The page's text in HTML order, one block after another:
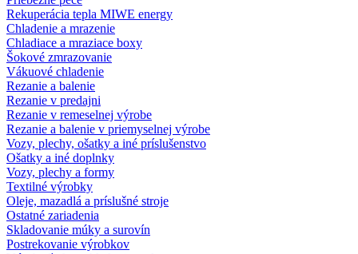
Rekuperácia tepla MIWE energy
Chladenie a mrazenie
Chladiace a mraziace boxy
Šokové zmrazovanie
Vákuové chladenie
Rezanie a balenie
Rezanie v predajni
Rezanie v remeselnej výrobe
Rezanie a balenie v priemyselnej výrobe
Vozy, plechy, ošatky a iné príslušenstvo
Ošatky a iné doplnky
Vozy, plechy a formy
Textilné výrobky
Oleje, mazadlá a príslušné stroje
Ostatné zariadenia
Skladovanie múky a surovín
Postrekovanie výrobkov